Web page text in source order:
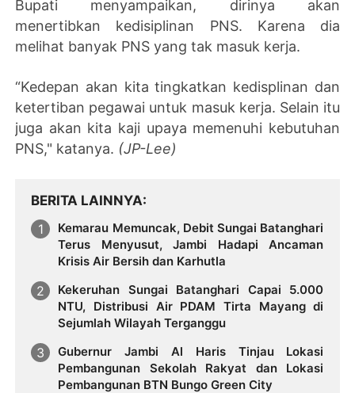
Bupati menyampaikan, dirinya akan
menertibkan kedisiplinan PNS. Karena dia
melihat banyak PNS yang tak masuk kerja.
“Kedepan akan kita tingkatkan kedisplinan dan
ketertiban pegawai untuk masuk kerja. Selain itu
juga akan kita kaji upaya memenuhi kebutuhan
PNS," katanya. (JP-Lee)
BERITA LAINNYA
Kemarau Memuncak, Debit Sungai Batanghari
Terus Menyusut, Jambi Hadapi Ancaman
Krisis Air Bersih dan Karhutla
Kekeruhan Sungai Batanghari Capai 5.000
NTU, Distribusi Air PDAM Tirta Mayang di
Sejumlah Wilayah Terganggu
Gubernur Jambi Al Haris Tinjau Lokasi
Pembangunan Sekolah Rakyat dan Lokasi
Pembangunan BTN Bungo Green City